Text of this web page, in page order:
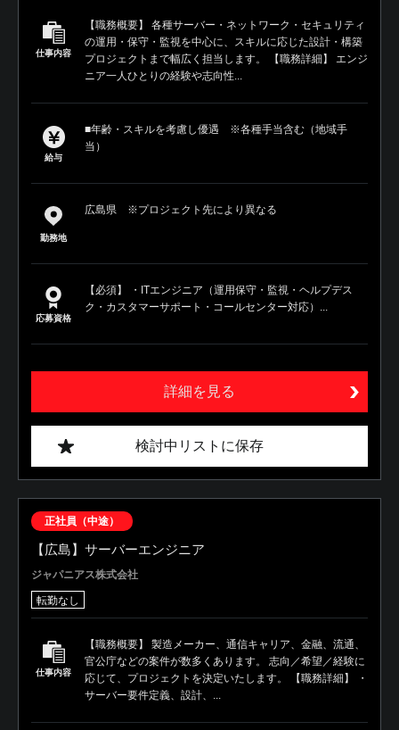
仕事内容
【職務概要】 各種サーバー・ネットワーク・セキュリティ
の運用・保守・監視を中心に、スキルに応じた設計・構築
プロジェクトまで幅広く担当します。 【職務詳細】 エンジ
ニア一人ひとりの経験や志向性...
給与
■年齢・スキルを考慮し優遇 ※各種手当含む（地域手
当）
勤務地
広島県 ※プロジェクト先により異なる
応募資格
【必須】 ・ITエンジニア（運用保守・監視・ヘルプデス
ク・カスタマーサポート・コールセンター対応）...
詳細を見る
検討中リストに保存
正社員（中途）
【広島】サーバーエンジニア
ジャパニアス株式会社
転勤なし
仕事内容
【職務概要】 製造メーカー、通信キャリア、金融、流通、
官公庁などの案件が数多くあります。 志向／希望／経験に
応じて、プロジェクトを決定いたします。 【職務詳細】 ・
サーバー要件定義、設計、...